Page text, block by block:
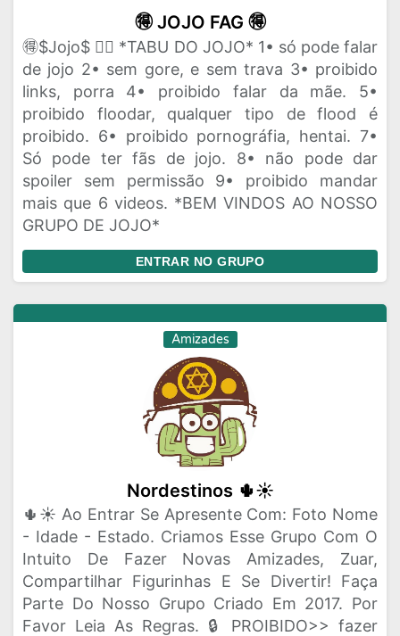
🉐️ JOJO FAG 🉐️
🉐️$Jojo$ 🏴‍☠️ *TABU DO JOJO* 1• só pode falar
de jojo 2• sem gore, e sem trava 3• proibido
links, porra 4• proibido falar da mãe. 5•
proibido floodar, qualquer tipo de flood é
proibido. 6• proibido pornográfia, hentai. 7•
Só pode ter fãs de jojo. 8• não pode dar
spoiler sem permissão 9• proibido mandar
mais que 6 videos. *BEM VINDOS AO NOSSO
GRUPO DE JOJO*
ENTRAR NO GRUPO
Amizades
Nordestinos 🌵☀️
🌵☀️ Ao Entrar Se Apresente Com: Foto Nome
- Idade - Estado. Criamos Esse Grupo Com O
Intuito De Fazer Novas Amizades, Zuar,
Compartilhar Figurinhas E Se Divertir! Faça
Parte Do Nosso Grupo Criado Em 2017. Por
Favor Leia As Regras. 🔒 PROIBIDO>> fazer